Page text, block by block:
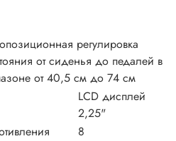
регулировка
от сиденья до педалей в
от 40,5 см до 74 см
LCD дисплей
2,25"
8